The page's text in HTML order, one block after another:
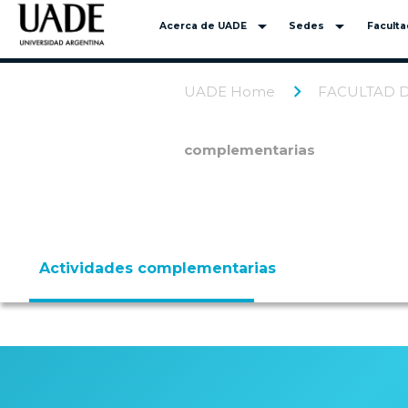
Acerca de UADE arrow_drop_down Sedes arrow_drop_down
UADE Home FACULTAD
complementarias
Actividades complementarias